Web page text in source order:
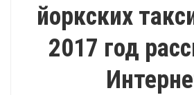
йоркских
2017 год